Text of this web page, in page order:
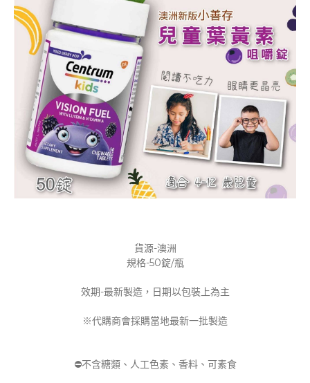
貨源-澳洲
規格-50錠/瓶
效期-最新製造，日期以包裝上為主
※代購商會採購當地最新一批製造
⛔️不含糖類、人工色素、香料、可素食